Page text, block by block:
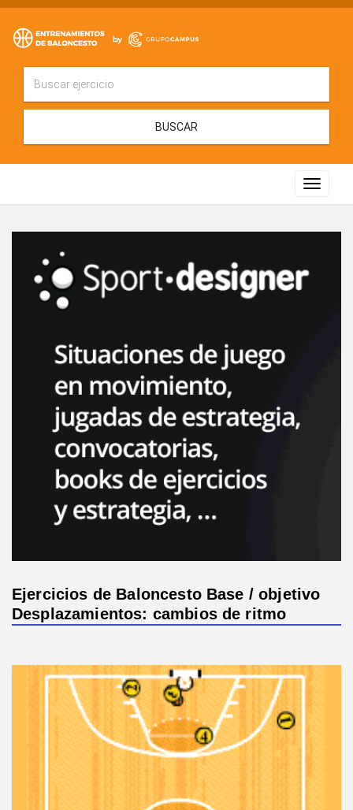
BUSCAR
Toggle
Ejercicios de Baloncesto Base / objetivo
Desplazamientos: cambios de ritmo